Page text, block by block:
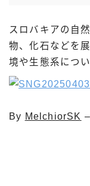
スロバキアの自
物、化石などを
境や生態系につ
By MelchiorSK